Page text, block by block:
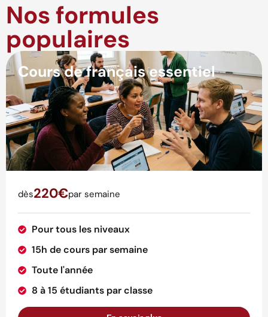
Nos formules
populaires
Cours de français essentiel
dès220€par semaine
Pour tous les niveaux
15h de cours par semaine
Toute l'année
8 à 15 étudiants par classe